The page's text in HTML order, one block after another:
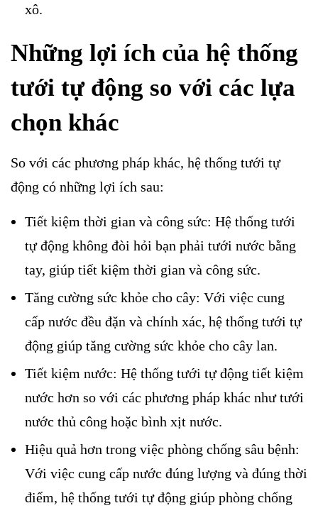
xô.
Những lợi ích của hệ thống
tưới tự động so với các lựa
chọn khác
So với các phương pháp khác, hệ thống tưới tự
động có những lợi ích sau:
Tiết kiệm thời gian và công sức: Hệ thống tưới
tự động không đòi hỏi bạn phải tưới nước bằng
tay, giúp tiết kiệm thời gian và công sức.
Tăng cường sức khỏe cho cây: Với việc cung
cấp nước đều đặn và chính xác, hệ thống tưới tự
động giúp tăng cường sức khỏe cho cây lan.
Tiết kiệm nước: Hệ thống tưới tự động tiết kiệm
nước hơn so với các phương pháp khác như tưới
nước thủ công hoặc bình xịt nước.
Hiệu quả hơn trong việc phòng chống sâu bệnh:
Với việc cung cấp nước đúng lượng và đúng thời
điểm, hệ thống tưới tự động giúp phòng chống